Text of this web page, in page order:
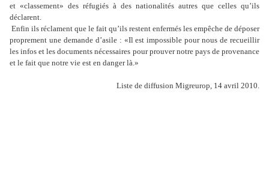
et «classement» des réfugiés à des nationalités autres que celles qu’ils
déclarent.
Enfin ils réclament que le fait qu’ils restent enfermés les empêche de déposer
proprement une demande d’asile : «Il est impossible pour nous de recueillir
les infos et les documents nécessaires pour prouver notre pays de provenance
et le fait que notre vie est en danger là.»
Liste de diffusion Migreurop, 14 avril 2010.